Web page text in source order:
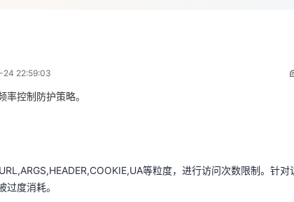
通达全球！
“一云多芯、一云多态”,国产化软件全面适配
核4G只要1.8折起！
24 22:59:03
过度消耗。
时支持自由组合。
率控制防护策略。
等粒度，进行访问次数限制。针
过度消耗。